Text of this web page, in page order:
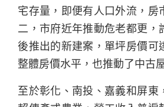
宅存量，即便有人口外流，房
二，市府近年推動危老都更，
後推出的新建案，單坪房價可
整體房價水平，也推動了中古
至於彰化、南投、嘉義和屏東